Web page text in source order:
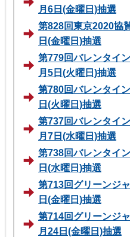
月6日(金曜日)抽選
第828回東京2020協
日(金曜日)抽選
第779回バレンタイ
月5日(火曜日)抽選
第780回バレンタイ
日(火曜日)抽選
第737回バレンタイ
月7日(水曜日)抽選
第738回バレンタイ
日(水曜日)抽選
第713回グリーンジ
日(金曜日)抽選
第714回グリーンジ
月24日(金曜日)抽選